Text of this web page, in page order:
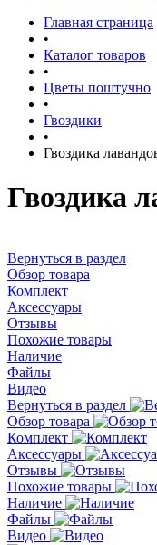
Главная страница
•
Каталог товаров
•
Цветы поштучно
•
Гвоздики
•
Гвоздика
Гвоздика
Вернуться в раздел
Обзор товара
Комплект
Аксессуары
Отзывы
Похожие товары
Наличие
Файлы
Видео
Вернуться в раздел
Обзор товара
Комплект
Аксессуары
Отзывы
Похожие товары
Наличие
Файлы
Видео